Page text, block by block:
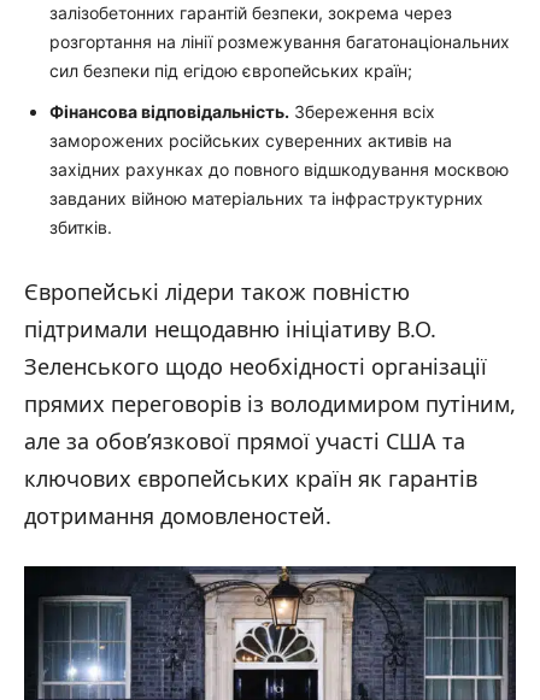
залізобетонних гарантій безпеки, зокрема через
розгортання на лінії розмежування багатонаціональних
сил безпеки під егідою європейських країн;
Фінансова відповідальність. Збереження всіх
заморожених російських суверенних активів на
західних рахунках до повного відшкодування москвою
завданих війною матеріальних та інфраструктурних
збитків.
Європейські лідери також повністю
підтримали нещодавню ініціативу В.О.
Зеленського щодо необхідності організації
прямих переговорів із володимиром путіним,
але за обов’язкової прямої участі США та
ключових європейських країн як гарантів
дотримання домовленостей.